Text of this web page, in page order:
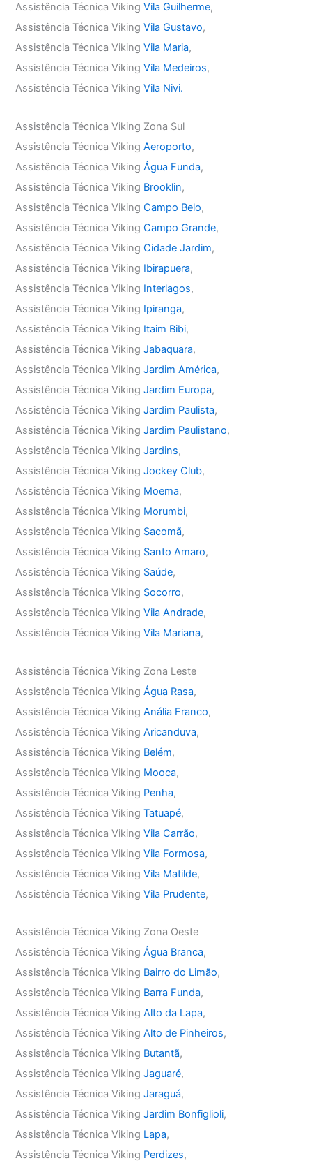
Assistência Técnica VikingVila Guilherme,
Assistência Técnica VikingVila Gustavo,
Assistência Técnica VikingVila Maria,
Assistência Técnica VikingVila Medeiros,
Assistência Técnica VikingVila Nivi.
Assistência Técnica Viking Zona Sul
Assistência Técnica VikingAeroporto,
Assistência Técnica VikingÁgua Funda,
Assistência Técnica Viking Brooklin,
Assistência Técnica VikingCampo Belo,
Assistência Técnica VikingCampo Grande,
Assistência Técnica VikingCidade Jardim,
Assistência Técnica Viking Ibirapuera,
Assistência Técnica Viking Interlagos,
Assistência Técnica Viking Ipiranga,
Assistência Técnica Viking Itaim Bibi,
Assistência Técnica VikingJabaquara,
Assistência Técnica VikingJardim América,
Assistência Técnica VikingJardim Europa,
Assistência Técnica VikingJardim Paulista,
Assistência Técnica VikingJardim Paulistano,
Assistência Técnica VikingJardins,
Assistência Técnica VikingJockey Club,
Assistência Técnica Viking Moema,
Assistência Técnica Viking Morumbi,
Assistência Técnica Viking Sacomã,
Assistência Técnica Viking Santo Amaro,
Assistência Técnica Viking Saúde,
Assistência Técnica Viking Socorro,
Assistência Técnica VikingVila Andrade,
Assistência Técnica VikingVila Mariana,
Assistência Técnica Viking Zona Leste
Assistência Técnica VikingÁgua Rasa,
Assistência Técnica VikingAnália Franco,
Assistência Técnica VikingAricanduva,
Assistência Técnica Viking Belém,
Assistência Técnica Viking Mooca,
Assistência Técnica Viking Penha,
Assistência Técnica VikingTatuapé,
Assistência Técnica VikingVila Carrão,
Assistência Técnica VikingVila Formosa,
Assistência Técnica VikingVila Matilde,
Assistência Técnica VikingVila Prudente,
Assistência Técnica Viking Zona Oeste
Assistência Técnica VikingÁgua Branca,
Assistência Técnica Viking Bairro do Limão,
Assistência Técnica Viking Barra Funda,
Assistência Técnica VikingAlto da Lapa,
Assistência Técnica VikingAlto de Pinheiros,
Assistência Técnica Viking Butantã,
Assistência Técnica VikingJaguaré,
Assistência Técnica VikingJaraguá,
Assistência Técnica VikingJardim Bonfiglioli,
Assistência Técnica Viking Lapa,
Assistência Técnica Viking Perdizes,